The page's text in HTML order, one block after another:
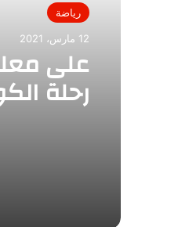
رياضة
12 مارس، 2021
على
رحلة
كلوب